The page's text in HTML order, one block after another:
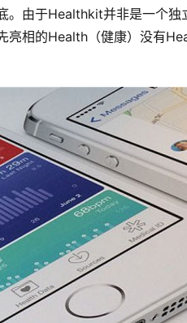
。由于Healthkit并非是一个独
亮相的Health（健康）没有